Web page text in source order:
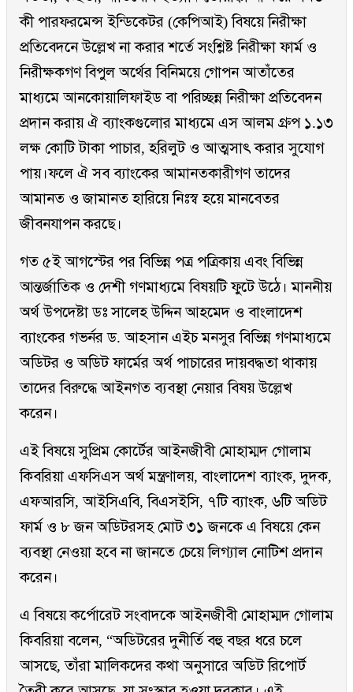
কী পারফরমেন্স ইন্ডিকেটর (কেপিআই) বিষয়ে নিরীক্ষা
প্রতিবেদনে উল্লেখ না করার শর্তে সংশ্লিষ্ট নিরীক্ষা ফার্ম ও
নিরীক্ষকগণ বিপুল অর্থের বিনিময়ে গোপন আতাঁতের
মাধ্যমে আনকোয়ালিফাইড বা পরিচ্ছন্ন নিরীক্ষা প্রতিবেদন
প্রদান করায় ঐ ব্যাংকগুলোর মাধ্যমে এস আলম গ্রুপ ১.১৩
লক্ষ কোটি টাকা পাচার, হরিলুট ও আত্মসাৎ করার সুযোগ
পায়।ফলে ঐ সব ব্যাংকের আমানতকারীগণ তাদের
আমানত ও জামানত হারিয়ে নিঃস্ব হয়ে মানবেতর
জীবনযাপন করছে।
গত ৫ই আগস্টের পর বিভিন্ন পত্র পত্রিকায় এবং বিভিন্ন
আন্তর্জাতিক ও দেশী গণমাধ্যমে বিষয়টি ফুটে উঠে। মাননীয়
অর্থ উপদেষ্টা ডঃ সালেহ উদ্দিন আহমেদ ও বাংলাদেশ
ব্যাংকের গভর্নর ড. আহসান এইচ মনসুর বিভিন্ন গণমাধ্যমে
অডিটর ও অডিট ফার্মের অর্থ পাচারের দায়বদ্ধতা থাকায়
তাদের বিরুদ্ধে আইনগত ব্যবস্থা নেয়ার বিষয় উল্লেখ
করেন।
এই বিষয়ে সুপ্রিম কোর্টের আইনজীবী মোহাম্মদ গোলাম
কিবরিয়া এফসিএস অর্থ মন্ত্রণালয়, বাংলাদেশ ব্যাংক, দুদক,
এফআরসি, আইসিএবি, বিএসইসি, ৭টি ব্যাংক, ৬টি অডিট
ফার্ম ও ৮ জন অডিটরসহ মোট ৩১ জনকে এ বিষয়ে কেন
ব্যবস্থা নেওয়া হবে না জানতে চেয়ে লিগ্যাল নোটিশ প্রদান
করেন।
এ ‍বিষয়ে কর্পোরেট সংবাদকে আইনজীবী মোহাম্মদ গোলাম
কিবরিয়া বলেন, “অডিটরের দুনীর্তি বহু বছর ধরে চলে
আসছে, তাঁরা মালিকদের কথা অনুসারে অডিট রিপোর্ট